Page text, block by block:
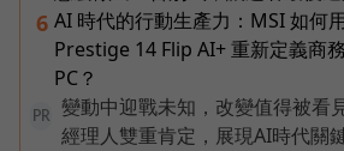
6 AI 時代的行動生產力：MSI 如何
Prestige 14 Flip AI+ 重新定義商
PC？
PR
變動中迎戰未知，改變值得被看
經理人雙重肯定，展現AI時代關